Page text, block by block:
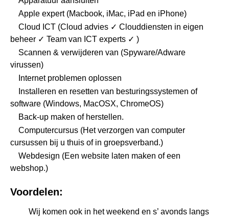
Apple expert (Macbook, iMac, iPad en iPhone)
Cloud ICT (Cloud advies ✓ Clouddiensten in eigen
beheer ✓ Team van ICT experts ✓ )
Scannen & verwijderen van (Spyware/Adware
virussen)
Internet problemen oplossen
Installeren en resetten van besturingssystemen of
software (Windows, MacOSX, ChromeOS)
Back-up maken of herstellen.
Computercursus (Het verzorgen van computer
cursussen bij u thuis of in groepsverband.)
Webdesign (Een website laten maken of een
webshop.)
Voordelen:
Wij komen ook in het weekend en s’ avonds langs